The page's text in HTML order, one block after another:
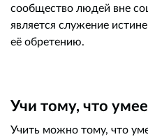
сообщество людей вне
является служение
её обретению.
Учи тому, что
Учить можно тому, что